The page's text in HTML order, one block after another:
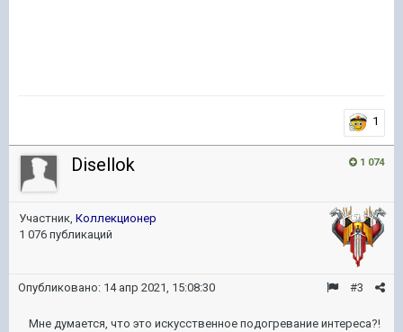
1
1 074
Disellok
Участник, Коллекционер
1 076 публикаций
#3
Опубликовано: 14 апр 2021, 15:08:30
Мне думается, что это искусственное подогревание интереса?!